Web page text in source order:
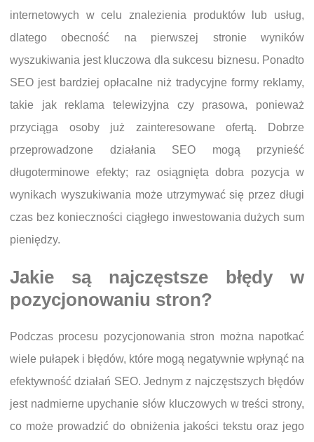
internetowych w celu znalezienia produktów lub usług,
dlatego obecność na pierwszej stronie wyników
wyszukiwania jest kluczowa dla sukcesu biznesu. Ponadto
SEO jest bardziej opłacalne niż tradycyjne formy reklamy,
takie jak reklama telewizyjna czy prasowa, ponieważ
przyciąga osoby już zainteresowane ofertą. Dobrze
przeprowadzone działania SEO mogą przynieść
długoterminowe efekty; raz osiągnięta dobra pozycja w
wynikach wyszukiwania może utrzymywać się przez długi
czas bez konieczności ciągłego inwestowania dużych sum
pieniędzy.
Jakie są najczęstsze błędy w
pozycjonowaniu stron?
Podczas procesu pozycjonowania stron można napotkać
wiele pułapek i błędów, które mogą negatywnie wpłynąć na
efektywność działań SEO. Jednym z najczęstszych błędów
jest nadmierne upychanie słów kluczowych w treści strony,
co może prowadzić do obniżenia jakości tekstu oraz jego